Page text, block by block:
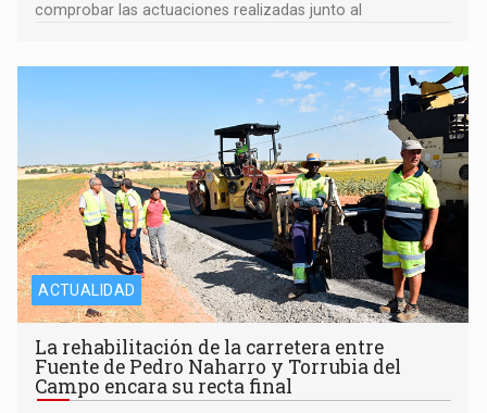
comprobar las actuaciones realizadas junto al
ACTUALIDAD
La rehabilitación de la carretera entre
Fuente de Pedro Naharro y Torrubia del
Campo encara su recta final